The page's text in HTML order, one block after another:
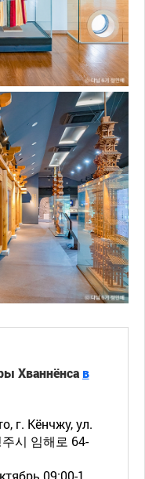
Хваннёнса в
г. Кёнчжу, ул.
시 임해로 64-